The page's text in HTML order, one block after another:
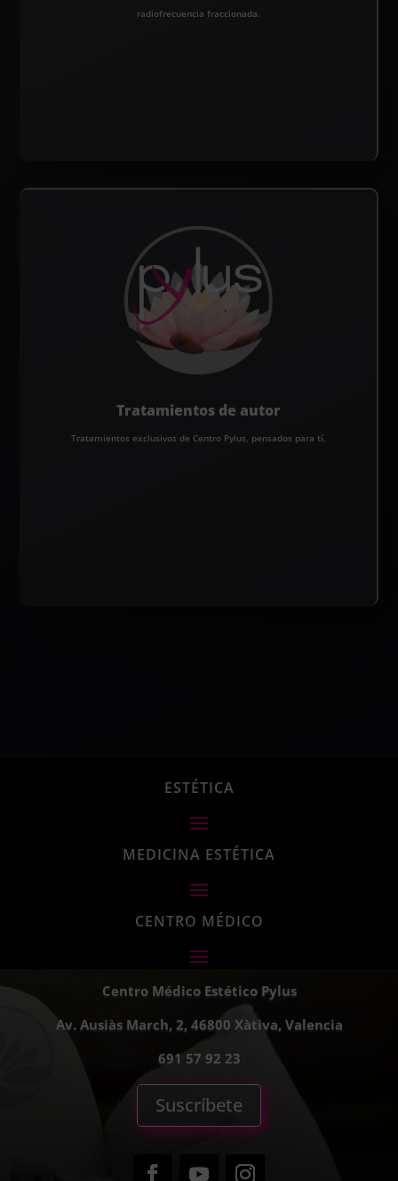
radiofrecuencia fraccionada.
Tratamientos de autor
Tratamientos exclusivos de Centro Pylus, pensados para tí.
ESTÉTICA
MEDICINA ESTÉTICA
CENTRO MÉDICO
Centro Médico Estético Pylus
Av. Ausiàs March, 2, 46800 Xàtiva, Valencia
691 57 92 23
Suscríbete